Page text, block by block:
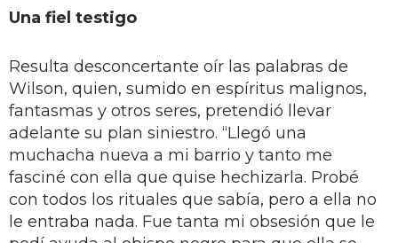
Una fiel testigo
Resulta desconcertante oír las palabras de
Wilson, quien, sumido en espíritus malignos,
fantasmas y otros seres, pretendió llevar
adelante su plan siniestro. “Llegó una
muchacha nueva a mi barrio y tanto me
fasciné con ella que quise hechizarla. Probé
con todos los rituales que sabía, pero a ella no
le entraba nada. Fue tanta mi obsesión que le